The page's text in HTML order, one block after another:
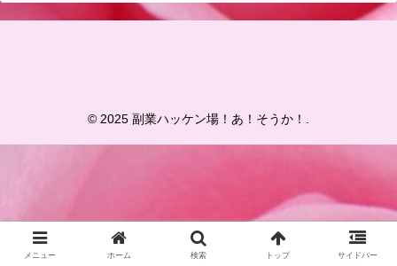
© 2025 副業ハッケン場！あ！そうか！.
メニュー ホーム 検索 トップ サイドバー